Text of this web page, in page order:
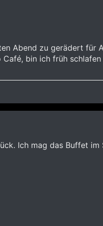
Abend zu gerädert für
bin ich früh schlafen
Ich mag das Buffet